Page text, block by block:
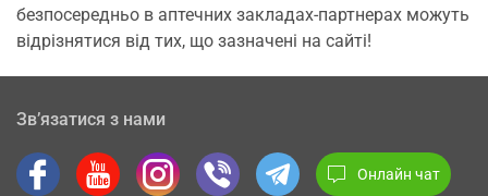
безпосередньо в аптечних закладах-партнерах можуть
відрізнятися від тих, що зазначені на сайті!
Зв’язатися з нами
Онлайн чат